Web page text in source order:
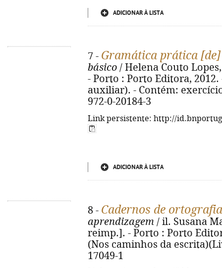
ADICIONAR À LISTA
7 - Gramática prática
básico / Helena Couto
- Porto : Porto Editora,
auxiliar). - Contém:
972-0-20184-3
Link persistente: http://
ADICIONAR À LISTA
8 - Cadernos de
aprendizagem / il. Susana
reimp.]. - Porto : Porto
(Nos caminhos da
17049-1